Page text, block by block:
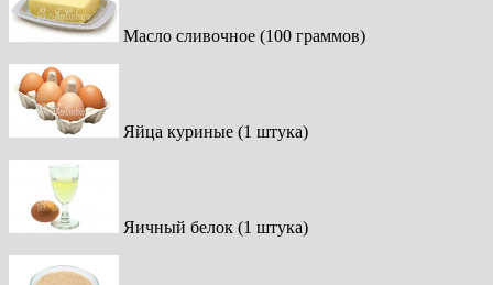
Масло сливочное (100 граммов)
Яйца куриные (1 штука)
Яичный белок (1 штука)